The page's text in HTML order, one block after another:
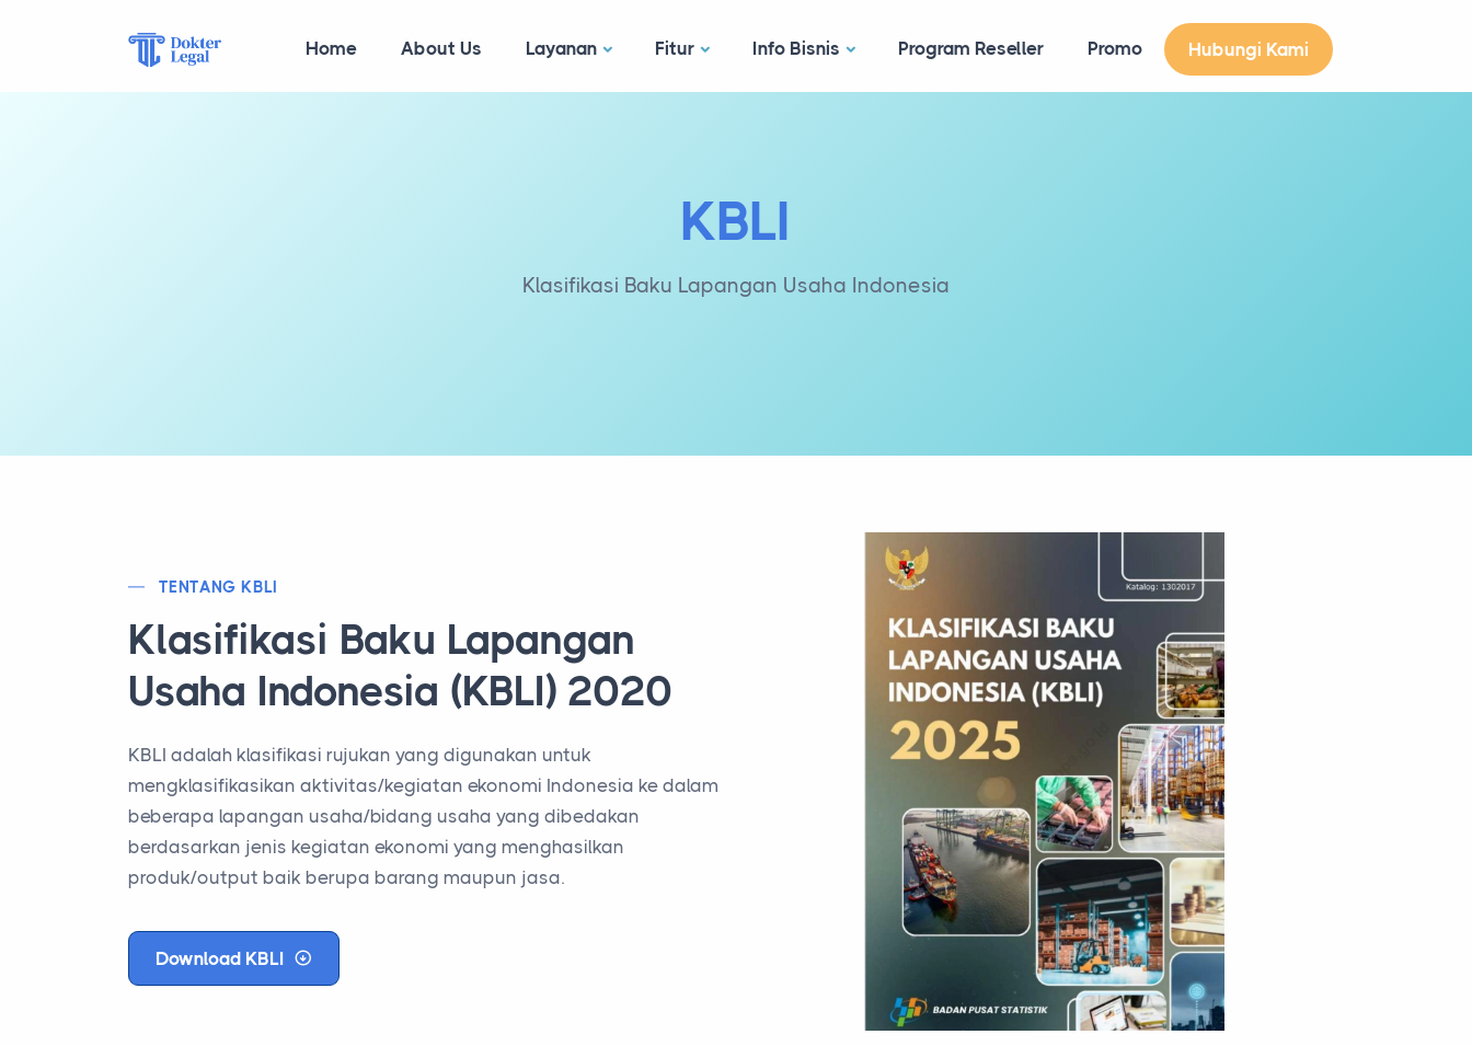
Home About Us Layanan Fitur Info Bisnis Program Reseller Promo Hubungi Kami
KBLI
Klasifikasi Baku Lapangan Usaha Indonesia
TENTANG KBLI
Klasifikasi Baku Lapangan
Usaha Indonesia (KBLI) 2020
KBLI adalah klasifikasi rujukan yang digunakan untuk
mengklasifikasikan aktivitas/kegiatan ekonomi Indonesia ke dalam
beberapa lapangan usaha/bidang usaha yang dibedakan
berdasarkan jenis kegiatan ekonomi yang menghasilkan
produk/output baik berupa barang maupun jasa.
Download KBLI